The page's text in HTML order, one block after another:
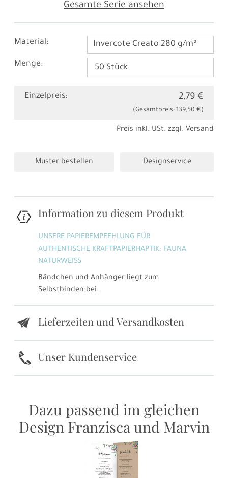
Gesamte Serie ansehen
Material: Invercote Creato 280 g/m²
Menge:
Einzelpreis: 2,79 €
(Gesamtpreis: 139,50 €)
Preis inkl. USt. zzgl. Versand
Muster bestellen Designservice
Information zu diesem Produkt
UNSERE PAPIEREMPFEHLUNG FÜR
AUTHENTISCHE KRAFTPAPIERHAPTIK: FAUNA
NATURWEISS
Bändchen und Anhänger liegt zum
Selbstbinden bei.
e Lieferzeiten und Versandkosten
k Unser Kundenservice
Dazu passend im gleichen
Design Franzisca und Marvin